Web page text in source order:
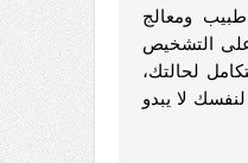
ومعالج
التشخيص
لحالتك،
لا يبدو